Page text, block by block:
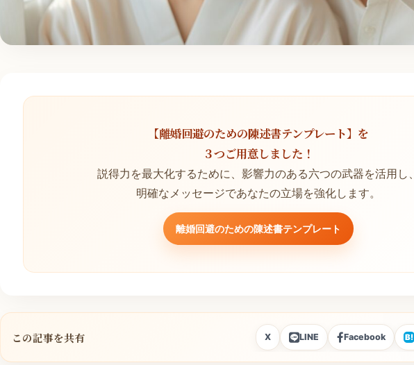
【離婚回避のための陳述書テンプレート】を
３つご用意しました！
説得力を最大化するために、影響力のある六つの武器を活用し、
明確なメッセージであなたの立場を強化します。
離婚回避のための陳述書テンプレート
この記事を共有 X LINE Facebook B!